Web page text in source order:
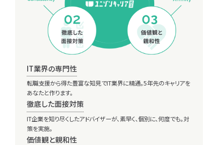
文系でもITいける！？
2025.08.29 文系学生
プロジェクトマネージャー
について
2025.08.29
IT業界の専門性
転職支援から得た豊富な知見でIT業界に精通。5年先のキャリアを
あなたと作ります。
徹底した面接対策
IT企業を知り尽くしたアドバイザーが、素早く、個別に、何度でも。対
策を実施。
価値観と親和性
無料登録 ヒアリング
03
業界説明
04
アドバイザーに
紹介ページへ